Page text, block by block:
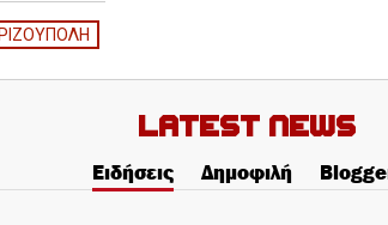
ΡΙΖΟΥΠΟΛΗ
Latest News
Ειδήσεις Δημοφιλή